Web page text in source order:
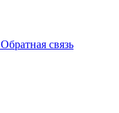
Обратная связь